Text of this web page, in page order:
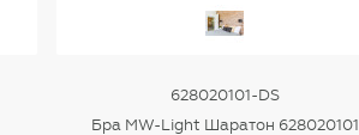
628020101-DS
Бра MW-Light Шаратон 628020101